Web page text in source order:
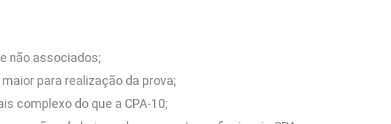
não associados;
para realização da prova;
complexo do que a CPA-10;